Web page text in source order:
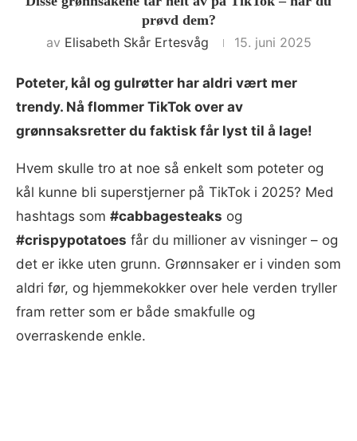
prøvd dem?
av Elisabeth Skår Ertesvåg 15. juni 2025
Poteter, kål og gulrøtter har aldri vært mer
trendy. Nå flommer TikTok over av
grønnsaksretter du faktisk får lyst til å lage!
Hvem skulle tro at noe så enkelt som poteter og
kål kunne bli superstjerner på TikTok i 2025? Med
hashtags som #cabbagesteaks og
#crispypotatoes får du millioner av visninger – og
det er ikke uten grunn. Grønnsaker er i vinden som
aldri før, og hjemmekokker over hele verden tryller
fram retter som er både smakfulle og
overraskende enkle.